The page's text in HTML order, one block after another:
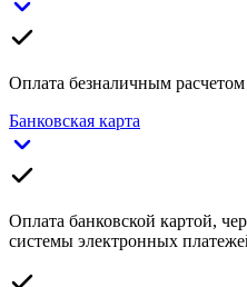
Оплата безналичным расчетом
Банковская карта
Оплата банковской картой,
системы электронных